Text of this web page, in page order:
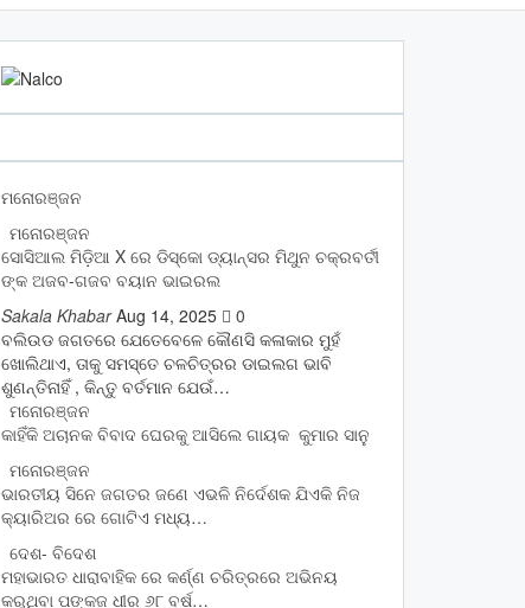
ମନୋରଞ୍ଜନ
ମନୋରଞ୍ଜନ
ସୋସିଆଲ ମିଡ଼ିଆ X ରେ ଡିସ୍କୋ ଡ୍ୟାନ୍ସର ମିଥୁନ ଚକ୍ରବର୍ତୀ
ଙ୍କ ଅଜବ-ଗଜବ ବୟାନ ଭାଇରଲ
Sakala KhabarAug 14, 2025
0
ବଲିଉଡ ଜଗତରେ ଯେତେବେଳେ କୌଣସି କଳାକାର ମୁହଁ
ଖୋଲିଥାଏ, ତାକୁ ସମସ୍ତେ ଚଳଚିତ୍ରର ଡାଇଲଗ ଭାବି
ଶୁଣନ୍ତିନାହିଁ , କିନ୍ତୁ ବର୍ତମାନ ଯେଉଁ…
ମନୋରଞ୍ଜନ
କାହିଁକି ଅଚାନକ ବିବାଦ ଘେରକୁ ଆସିଲେ ଗାୟକ କୁମାର ସାନୁ
ମନୋରଞ୍ଜନ
ଭାରତୀୟ ସିନେ ଜଗତର ଜଣେ ଏଭଳି ନିର୍ଦେଶକ ଯିଏକି ନିଜ
କ୍ୟାରିଅର ରେ ଗୋଟିଏ ମଧ୍ୟ…
ଦେଶ- ବିଦେଶ
ମହାଭାରତ ଧାରାବାହିକ ରେ କର୍ଣ୍ଣ ଚରିତ୍ରରେ ଅଭିନୟ
କରୁଥିବା ପଙ୍କଜ ଧୀର ୬୮ ବର୍ଷ…